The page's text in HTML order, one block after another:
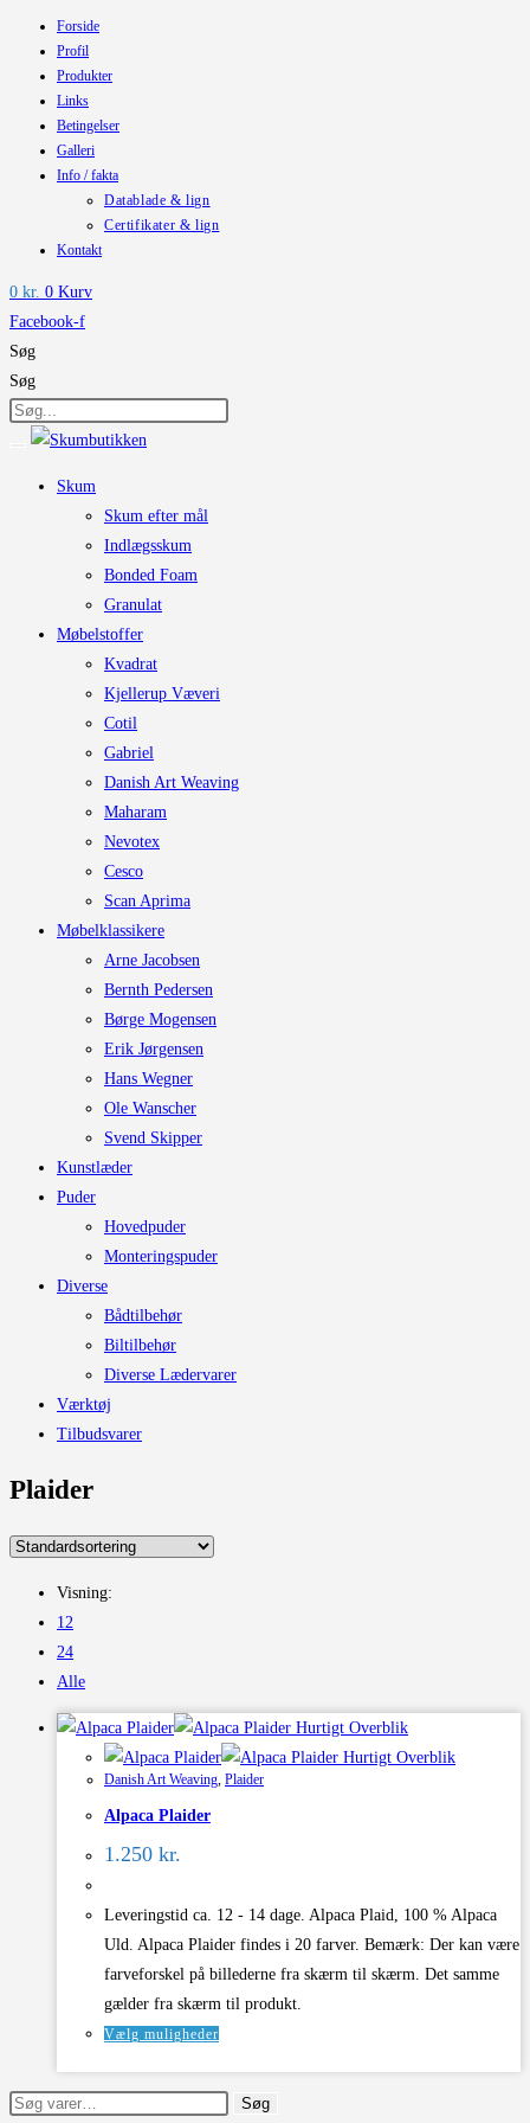
Forside
Profil
Produkter
Links
Betingelser
Galleri
Info / fakta
Datablade & lign
Certifikater & lign
Kontakt
0 kr. 0 Kurv
Facebook-f
Søg
Søg
Skum
Skum efter mål
Indlægsskum
Bonded Foam
Granulat
Møbelstoffer
Kvadrat
Kjellerup Væveri
Cotil
Gabriel
Danish Art Weaving
Maharam
Nevotex
Cesco
Scan Aprima
Møbelklassikere
Arne Jacobsen
Bernth Pedersen
Børge Mogensen
Erik Jørgensen
Hans Wegner
Ole Wanscher
Svend Skipper
Kunstlæder
Puder
Hovedpuder
Monteringspuder
Diverse
Bådtilbehør
Biltilbehør
Diverse Lædervarer
Værktøj
Tilbudsvarer
Plaider
Visning:
12
24
Alle
Hurtigt Overblik
Hurtigt Overblik
Danish Art Weaving, Plaider
Alpaca Plaider
1.250 kr.
Leveringstid ca. 12 - 14 dage. Alpaca Plaid, 100 % Alpaca
Uld. Alpaca Plaider findes i 20 farver. Bemærk: Der kan være
farveforskel på billederne fra skærm til skærm. Det samme
gælder fra skærm til produkt.
Vælg muligheder
har
Søg Søg